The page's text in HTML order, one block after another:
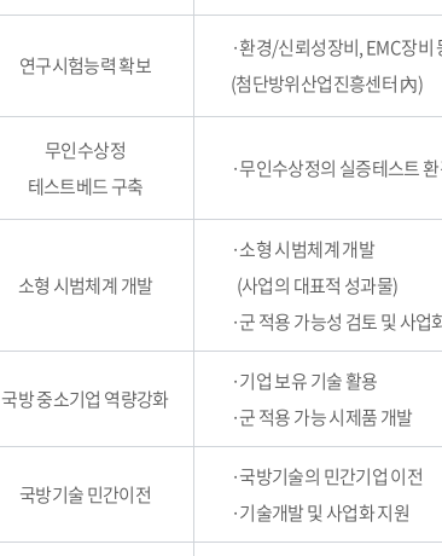
연구시험능력 확보
·환경/신뢰성장비, EMC장비
(첨단방위산업진흥센터 內)
무인수상정
테스트베드 구축
·무인수상정의 실증테스트
소형 시범체계 개발
·소형 시범체계 개발
(사업의 대표적 성과물)
·군 적용 가능성 검토 및 사업
국방 중소기업 역량강화
·기업 보유 기술 활용
·군 적용 가능 시제품 개발
국방기술 민간이전
·국방기술의 민간기업 이전
·기술개발 및 사업화 지원